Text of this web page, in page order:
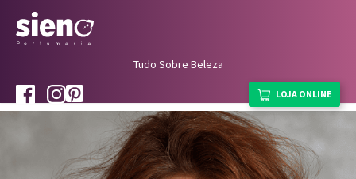
Tudo Sobre Beleza
LOJA ONLINE